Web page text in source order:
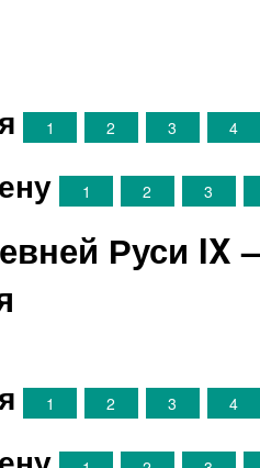
1 2 3 4
1 2 3
Руси IX
1 2 3 4